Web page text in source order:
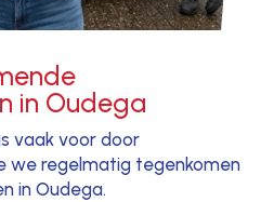
in Oudega
vaak voor door
we regelmatig tegenkomen
in Oudega.